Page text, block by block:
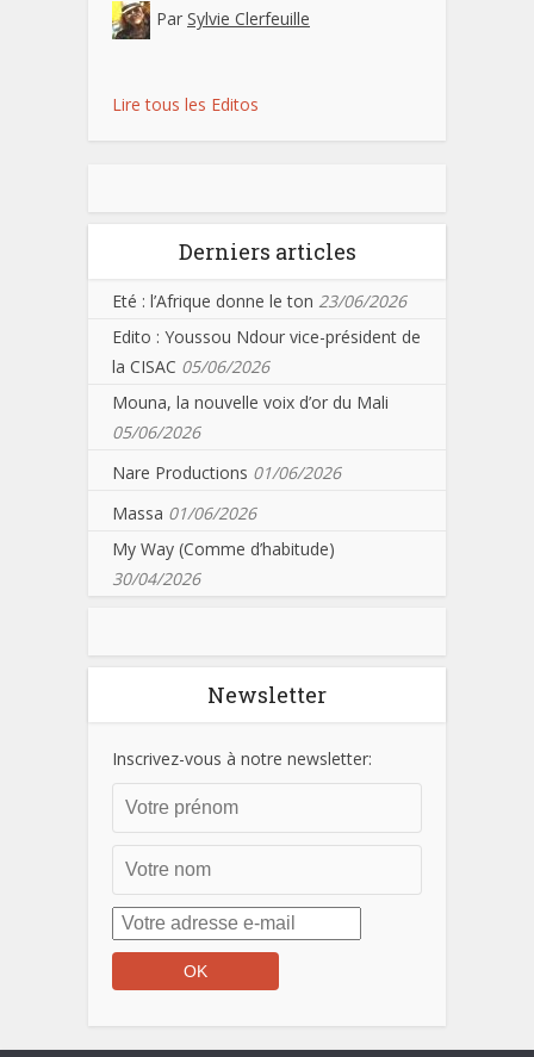
Par Sylvie Clerfeuille
Lire tous les Editos
Derniers articles
Eté : l’Afrique donne le ton 23/06/2026
Edito : Youssou Ndour vice-président de
la CISAC 05/06/2026
Mouna, la nouvelle voix d’or du Mali
05/06/2026
Nare Productions 01/06/2026
Massa 01/06/2026
My Way (Comme d’habitude)
30/04/2026
Newsletter
Inscrivez-vous à notre newsletter: